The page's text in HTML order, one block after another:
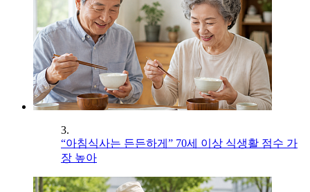
3.
“아침식사는 든든하게” 70세 이상 식생활 점수 가
장 높아